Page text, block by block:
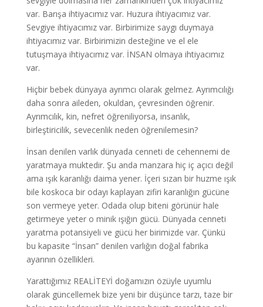
var. Barışa ihtiyacımız var. Huzura ihtiyacımız var.
Sevgiye ihtiyacımız var. Birbirimize saygı duymaya
ihtiyacımız var. Birbirimizin desteğine ve el ele
tutuşmaya ihtiyacımız var. İNSAN olmaya ihtiyacımız
var.
Hiçbir bebek dünyaya ayrımcı olarak gelmez. Ayrımcılığı
daha sonra aileden, okuldan, çevresinden öğrenir.
Ayrımcılık, kin, nefret öğreniliyorsa, insanlık,
birleştiricilik, sevecenlik neden öğrenilemesin?
İnsan denilen varlık dünyada cenneti de cehennemi de
yaratmaya muktedir. Şu anda manzara hiç iç açıcı değil
ama ışık karanlığı daima yener. İçeri sızan bir huzme ışık
bile koskoca bir odayı kaplayan zifiri karanlığın gücüne
son vermeye yeter. Odada olup biteni görünür hale
getirmeye yeter o minik ışığın gücü. Dünyada cenneti
yaratma potansiyeli ve gücü her birimizde var. Çünkü
bu kapasite “İnsan” denilen varlığın doğal fabrika
ayarının özellikleri.
Yarattığımız REALİTEYİ doğamızın özüyle uyumlu
olarak güncellemek bize yeni bir düşünce tarzı, taze bir